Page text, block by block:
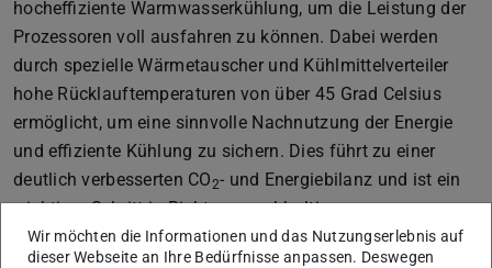
hocheffiziente Warmwasserkühlung, um die Leistung der
Prozessoren voll ausfahren zu können. Dabei werden
durch spezielle Wärmetauscher und Kühlmittelverteiler
hohe Rücklauftemperaturen von über 45 Grad Celsius
ermöglicht, um eine sinnvolle Nachnutzung der Energie
und effiziente Kühlung zu sichern. Dies führt zu einer
deutlich verbesserten CO2- und Energiebilanz und ist ein
wichtiger Schritt in Richtung nachhaltiges
Hochleistungsrechnen.
Wir möchten die Informationen und das Nutzungserlebnis auf
dieser Webseite an Ihre Bedürfnisse anpassen. Deswegen